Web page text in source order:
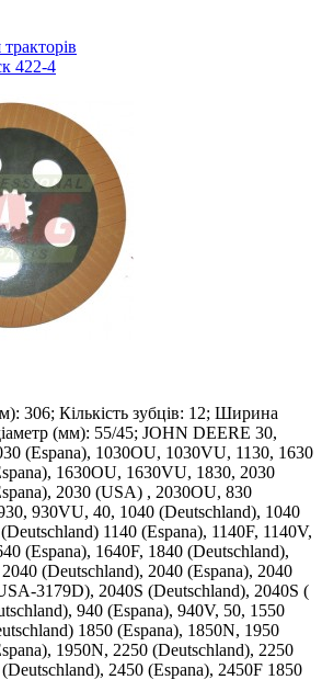
422-4
306; Кількість зубців: 12; Ширина
(мм): 55/45; JOHN DEERE 30,
(Espana), 1030OU, 1030VU, 1130, 1630
1630OU, 1630VU, 1830, 2030
2030 (USA) , 2030OU, 830
930VU, 40, 1040 (Deutschland), 1040
1140 (Espana), 1140F, 1140V,
(Espana), 1640F, 1840 (Deutschland),
(Deutschland), 2040 (Espana), 2040
3179D), 2040S (Deutschland), 2040S (
940 (Espana), 940V, 50, 1550
1850 (Espana), 1850N, 1950
1950N, 2250 (Deutschland), 2250
2450 (Espana), 2450F 1850